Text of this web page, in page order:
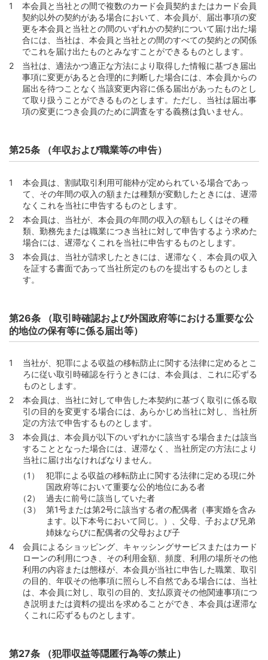
本会員と当社との間で複数のカード会員契約またはカード会員
契約以外の契約がある場合において、本会員が、届出事項の変
更を本会員と当社との間のいずれかの契約について届け出た場
合には、当社は、本会員と当社との間のすべての契約との関係
でこれを届け出たものとみなすことができるものとします。
当社は、適法かつ適正な方法により取得した情報に基づき届出
事項に変更があると合理的に判断した場合には、本会員からの
届出を待つことなく当該変更内容に係る届出があったものとし
て取り扱うことができるものとします。ただし、当社は届出事
項の変更につき会員のために調査をする義務は負いません。
第25条 （年収および職業等の申告）
本会員は、割賦取引利用可能枠が定められている場合であっ
て、その年間の収入の額または種類が変動したときには、遅滞
なくこれを当社に申告するものとします。
本会員は、当社が、本会員の年間の収入の額もしくはその種
類、勤務先または職業につき当社に対して申告するよう求めた
場合には、遅滞なくこれを当社に申告するものとします。
本会員は、当社が請求したときには、遅滞なく、本会員の収入
を証する書面であって当社所定のものを提出するものとしま
す。
第26条 （取引時確認および外国政府等における重要な公
的地位の保有等に係る届出等）
当社が、犯罪による収益の移転防止に関する法律に定めるとこ
ろに従い取引時確認を行うときには、本会員は、これに応ずる
ものとします。
本会員は、当社に対して申告した本契約に基づく取引に係る取
引の目的を変更する場合には、あらかじめ当社に対し、当社所
定の方法で申告するものとします。
本会員は、本会員が以下のいずれかに該当する場合または該当
することとなった場合には、遅滞なく、当社所定の方法により
当社に届け出なければなりません。
犯罪による収益の移転防止に関する法律に定める現に外
国政府等において重要な公的地位にある者
過去に前号に該当していた者
第1号または第2号に該当する者の配偶者（事実婚を含み
ます。以下本号において同じ。）、父母、子および兄弟
姉妹ならびに配偶者の父母および子
会員によるショッピング、キャッシングサービスまたはカード
ローンの利用につき、その利用金額、頻度、利用の場所その他
利用の内容または態様が、本会員が当社に申告した職業、取引
の目的、年収その他事項に照らし不自然である場合には、当社
は、本会員に対し、取引の目的、支払原資その他関連事項につ
き説明または資料の提出を求めることができ、本会員は遅滞な
くこれに応ずるものとします。
第27条 （犯罪収益等隠匿行為等の禁止）